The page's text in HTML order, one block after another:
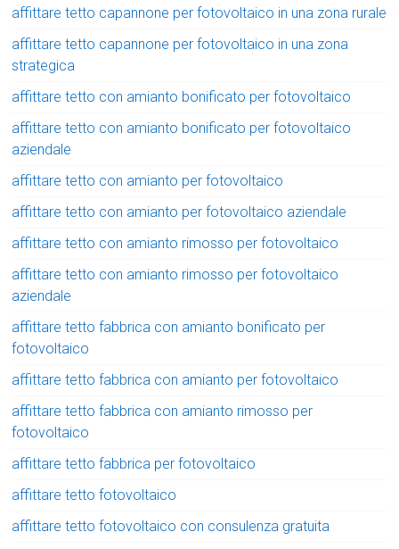
affittare tetto capannone per fotovoltaico in una zona rurale
affittare tetto capannone per fotovoltaico in una zona
strategica
affittare tetto con amianto bonificato per fotovoltaico
affittare tetto con amianto bonificato per fotovoltaico
aziendale
affittare tetto con amianto per fotovoltaico
affittare tetto con amianto per fotovoltaico aziendale
affittare tetto con amianto rimosso per fotovoltaico
affittare tetto con amianto rimosso per fotovoltaico
aziendale
affittare tetto fabbrica con amianto bonificato per
fotovoltaico
affittare tetto fabbrica con amianto per fotovoltaico
affittare tetto fabbrica con amianto rimosso per
fotovoltaico
affittare tetto fabbrica per fotovoltaico
affittare tetto fotovoltaico
affittare tetto fotovoltaico con consulenza gratuita